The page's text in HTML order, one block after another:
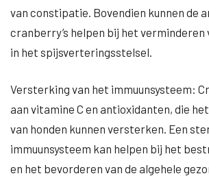
van constipatie. Bovendien kunnen de
cranberry’s helpen bij het
in het spijsverteringsstelsel.
Versterking van het immuunsysteem:
aan vitamine C en antioxidanten, die
van honden kunnen versterken. Een
immuunsysteem kan helpen bij het
en het bevorderen van de algehele